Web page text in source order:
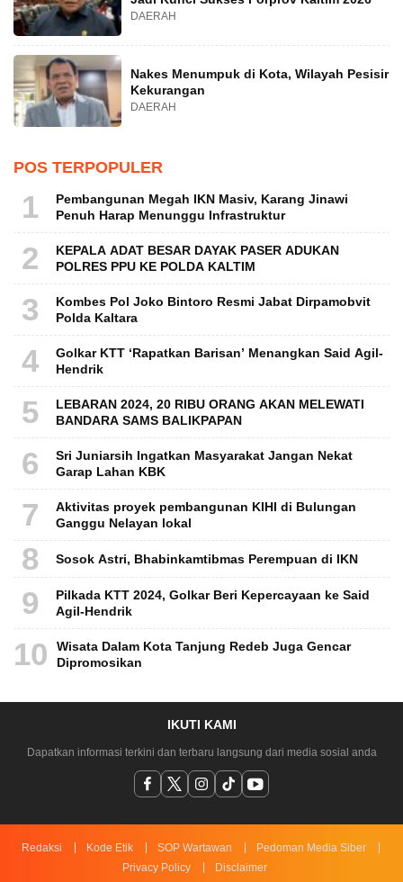
DAERAH
Nakes Menumpuk di Kota, Wilayah Pesisir
Kekurangan
DAERAH
POS TERPOPULER
1
Pembangunan Megah IKN Masiv, Karang Jinawi
Penuh Harap Menunggu Infrastruktur
2
KEPALA ADAT BESAR DAYAK PASER ADUKAN
POLRES PPU KE POLDA KALTIM
3
Kombes Pol Joko Bintoro Resmi Jabat Dirpamobvit
Polda Kaltara
4
Golkar KTT ‘Rapatkan Barisan’ Menangkan Said Agil-
Hendrik
5
LEBARAN 2024, 20 RIBU ORANG AKAN MELEWATI
BANDARA SAMS BALIKPAPAN
6
Sri Juniarsih Ingatkan Masyarakat Jangan Nekat
Garap Lahan KBK
7
Aktivitas proyek pembangunan KIHI di Bulungan
Ganggu Nelayan lokal
8 Sosok Astri, Bhabinkamtibmas Perempuan di IKN
9
Pilkada KTT 2024, Golkar Beri Kepercayaan ke Said
Agil-Hendrik
10
Wisata Dalam Kota Tanjung Redeb Juga Gencar
Dipromosikan
IKUTI KAMI
Dapatkan informasi terkini dan terbaru langsung dari media sosial anda
Redaksi Kode Etik SOP Wartawan
Pedoman Media Siber
Privacy Policy
Disclaimer